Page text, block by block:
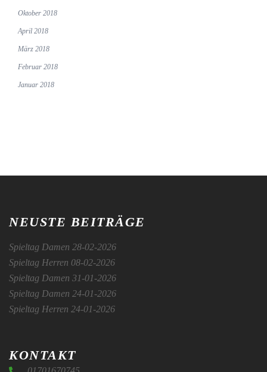
Oktober 2018
April 2018
März 2018
Februar 2018
Januar 2018
NEUSTE BEITRÄGE
Spieltag Damen 28-02-2026
Spieltag Herren 08-02-2026
Spieltag Damen 31-01-2026
Spieltag Damen 24-01-2026
Spieltag Herren 24-01-2026
KONTAKT